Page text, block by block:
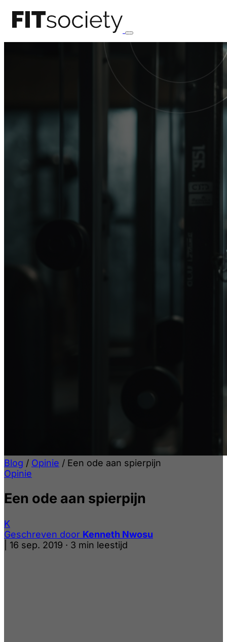
Blog / Opinie / Een ode aan spierpijn
Opinie
Een ode aan spierpijn
K
Geschreven door Kenneth Nwosu
16 sep. 2019 · 3 min leestijd